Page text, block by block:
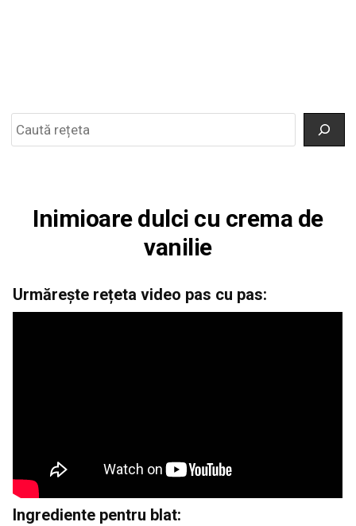
Inimioare dulci cu crema de
vanilie
Urmărește rețeta video pas cu pas:
Ingrediente pentru blat: